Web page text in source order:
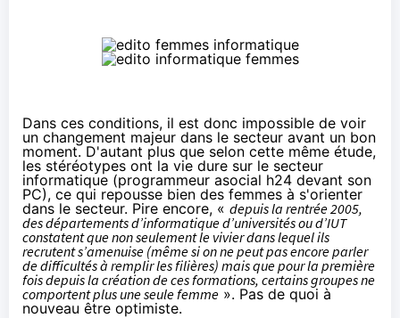
Dans ces conditions, il est donc impossible de voir
un changement majeur dans le secteur avant un bon
moment. D'autant plus que selon cette même étude,
les stéréotypes ont la vie dure sur le secteur
informatique (programmeur asocial h24 devant son
PC), ce qui repousse bien des femmes à s'orienter
dans le secteur. Pire encore, « depuis la rentrée 2005,
des départements d’informatique d’universités ou d’IUT
constatent que non seulement le vivier dans lequel ils
recrutent s’amenuise (même si on ne peut pas encore parler
de difficultés à remplir les filières) mais que pour la première
fois depuis la création de ces formations, certains groupes ne
comportent plus une seule femme ». Pas de quoi à
nouveau être optimiste.